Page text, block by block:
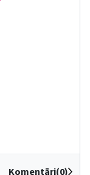
Komentāri(0)